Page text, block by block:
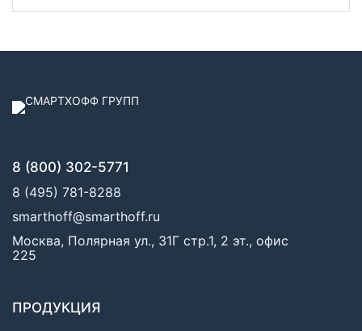
8 (800) 302-5771
8 (495) 781-8288
smarthoff@smarthoff.ru
Москва, Полярная ул., 31Г стр.1, 2 эт., офис
225
ПРОДУКЦИЯ